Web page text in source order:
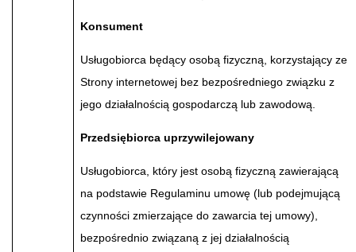
Konsument
Usługobiorca będący osobą fizyczną, korzystający ze
Strony internetowej bez bezpośredniego związku z
jego działalnością gospodarczą lub zawodową.
Przedsiębiorca uprzywilejowany
Usługobiorca, który jest osobą fizyczną zawierającą
na podstawie Regulaminu umowę (lub podejmującą
czynności zmierzające do zawarcia tej umowy),
bezpośrednio związaną z jej działalnością